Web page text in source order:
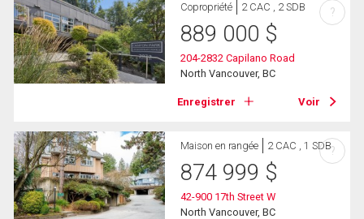
Copropriété 2 CAC , 2 SDB
889 000 $
204-2832 Capilano Road
North Vancouver, BC
Enregistrer Voir
?
Maison en rangée 2 CAC , 1 SDB
874 999 $
42-900 17th Street W
North Vancouver, BC
?